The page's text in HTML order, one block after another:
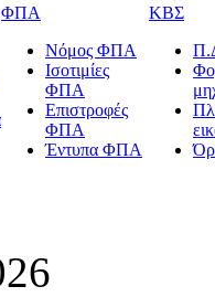
ΦΠΑ
Νόμος ΦΠΑ
Ισοτιμίες
ΦΠΑ
Επιστροφές
ΦΠΑ
Έντυπα ΦΠΑ
ΚΒΣ